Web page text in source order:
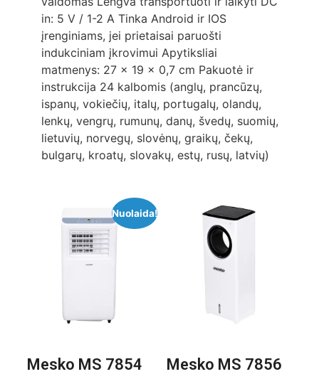
in: 5 V / 1-2 A Tinka Android ir IOS
įrenginiams, jei prietaisai paruošti
indukciniam įkrovimui Apytiksliai
matmenys: 27 x 19 x 0,7 cm Pakuotė ir
instrukcija 24 kalbomis (anglų, prancūzų,
ispanų, vokiečių, italų, portugalų, olandų,
lenkų, vengrų, rumunų, danų, švedų, suomių,
lietuvių, norvegų, slovėnų, graikų, čekų,
bulgarų, kroatų, slovakų, estų, rusų, latvių)
Nuolaida!
Mesko MS 7854
Mesko MS 7856